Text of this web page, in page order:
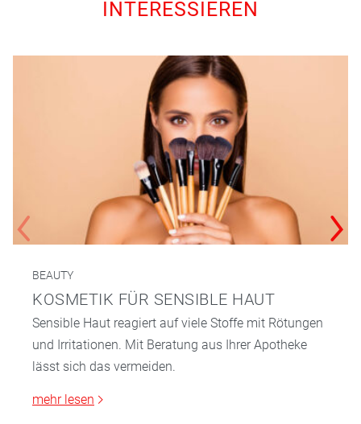
INTERESSIEREN
BEAUTY
KOSMETIK FÜR SENSIBLE HAUT
Sensible Haut reagiert auf viele Stoffe mit Rötungen
und Irritationen. Mit Beratung aus Ihrer Apotheke
lässt sich das vermeiden.
mehr lesen